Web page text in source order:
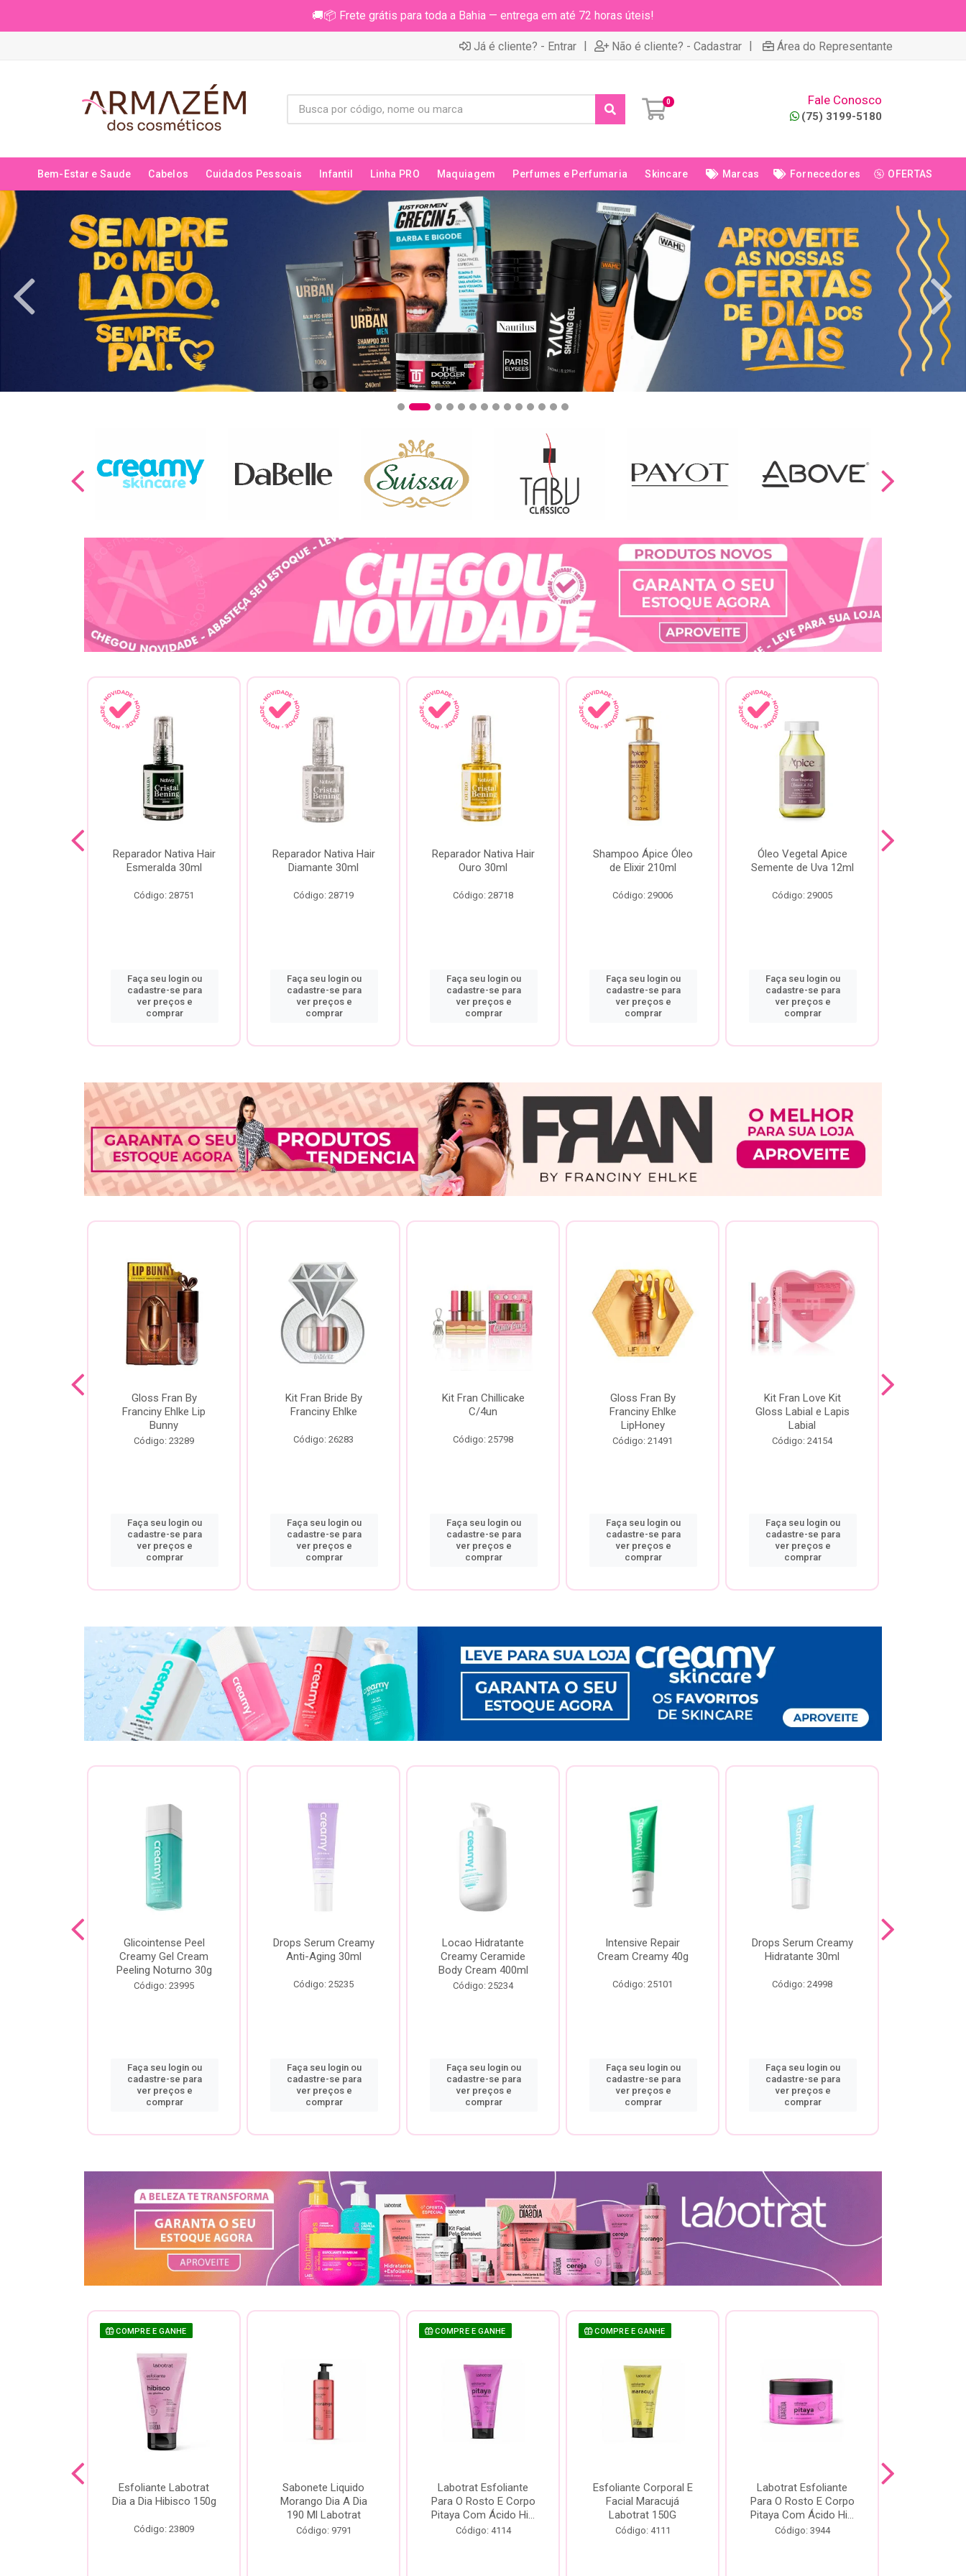
🚚📦 Frete grátis para toda a Bahia — entrega em até 72 horas úteis!
Já é cliente? - Entrar | Não é cliente? - Cadastrar | Área do Representante
0 Fale Conosco
(75) 3199-5180
Bem-Estar e Saude Cabelos Cuidados Pessoais Infantil Linha PRO Maquiagem Perfumes e Perfumaria Skincare Marcas Fornecedores OFERTAS
Reparador Nativa Hair
Esmeralda 30ml
Código: 28751
Faça seu login ou
cadastre-se para
ver preços e
comprar
Reparador Nativa Hair
Diamante 30ml
Código: 28719
Faça seu login ou
cadastre-se para
ver preços e
comprar
Reparador Nativa Hair
Ouro 30ml
Código: 28718
Faça seu login ou
cadastre-se para
ver preços e
comprar
Shampoo Ápice Óleo
de Elixir 210ml
Código: 29006
Faça seu login ou
cadastre-se para
ver preços e
comprar
Óleo Vegetal Apice
Semente de Uva 12ml
Código: 29005
Faça seu login ou
cadastre-se para
ver preços e
comprar
Gloss Fran By
Franciny Ehlke Lip
Bunny
Código: 23289
Faça seu login ou
cadastre-se para
ver preços e
comprar
Kit Fran Bride By
Franciny Ehlke
Código: 26283
Faça seu login ou
cadastre-se para
ver preços e
comprar
Kit Fran Chillicake
C/4un
Código: 25798
Faça seu login ou
cadastre-se para
ver preços e
comprar
Gloss Fran By
Franciny Ehlke
LipHoney
Código: 21491
Faça seu login ou
cadastre-se para
ver preços e
comprar
Kit Fran Love Kit
Gloss Labial e Lapis
Labial
Código: 24154
Faça seu login ou
cadastre-se para
ver preços e
comprar
Glicointense Peel
Creamy Gel Cream
Peeling Noturno 30g
Código: 23995
Faça seu login ou
cadastre-se para
ver preços e
comprar
Drops Serum Creamy
Anti-Aging 30ml
Código: 25235
Faça seu login ou
cadastre-se para
ver preços e
comprar
Locao Hidratante
Creamy Ceramide
Body Cream 400ml
Código: 25234
Faça seu login ou
cadastre-se para
ver preços e
comprar
Intensive Repair
Cream Creamy 40g
Código: 25101
Faça seu login ou
cadastre-se para
ver preços e
comprar
Drops Serum Creamy
Hidratante 30ml
Código: 24998
Faça seu login ou
cadastre-se para
ver preços e
comprar
COMPRE E GANHE
Esfoliante Labotrat
Dia a Dia Hibisco 150g
Código: 23809
Sabonete Liquido
Morango Dia A Dia
190 Ml Labotrat
Código: 9791
COMPRE E GANHE
Labotrat Esfoliante
Para O Rosto E Corpo
Pitaya Com Ácido Hi...
Código: 4114
COMPRE E GANHE
Esfoliante Corporal E
Facial Maracujá
Labotrat 150G
Código: 4111
Labotrat Esfoliante
Para O Rosto E Corpo
Pitaya Com Ácido Hi...
Código: 3944